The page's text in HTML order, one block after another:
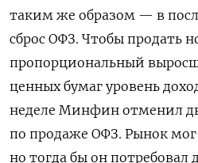
таким же образом — в
сброс ОФЗ. Чтобы продать
пропорциональный
ценных бумаг уровень
неделе Минфин отменил
по продаже ОФЗ. Рынок
но тогда бы он потребовал